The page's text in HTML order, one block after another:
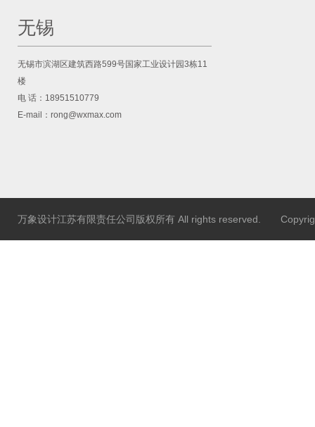
无锡
无锡市滨湖区建筑西路599号国家工业设计园3栋11
楼
电 话：18951510779
E-mail：rong@wxmax.com
万象设计江苏有限责任公司版权所有 All rights reserved.